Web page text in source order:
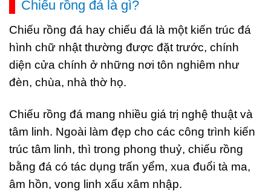
Chiếu rồng đá là gì?
Chiếu rồng đá hay chiếu đá là một kiến trúc đá
hình chữ nhật thường được đặt trước, chính
diện cửa chính ở những nơi tôn nghiêm như
đèn, chùa, nhà thờ họ.
Chiếu rồng đá mang nhiều giá trị nghệ thuật và
tâm linh. Ngoài làm đẹp cho các công trình kiến
trúc tâm linh, thì trong phong thuỷ, chiếu rồng
bằng đá có tác dụng trấn yểm, xua đuổi tà ma,
âm hồn, vong linh xấu xâm nhập.